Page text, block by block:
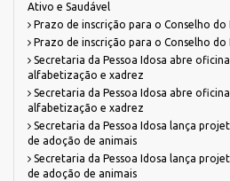
Ativo e Saudável
Prazo de inscrição para o Conselho do
Prazo de inscrição para o Conselho do
Secretaria da Pessoa Idosa abre
alfabetização e xadrez
Secretaria da Pessoa Idosa abre
alfabetização e xadrez
Secretaria da Pessoa Idosa lança
de adoção de animais
Secretaria da Pessoa Idosa lança
de adoção de animais